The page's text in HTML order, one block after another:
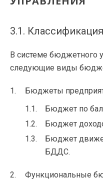
3.1.
В системе бюджетного
следующие виды
Бюджеты
Бюджет по
Бюджет
Бюджет
БДДС.
Функциональные